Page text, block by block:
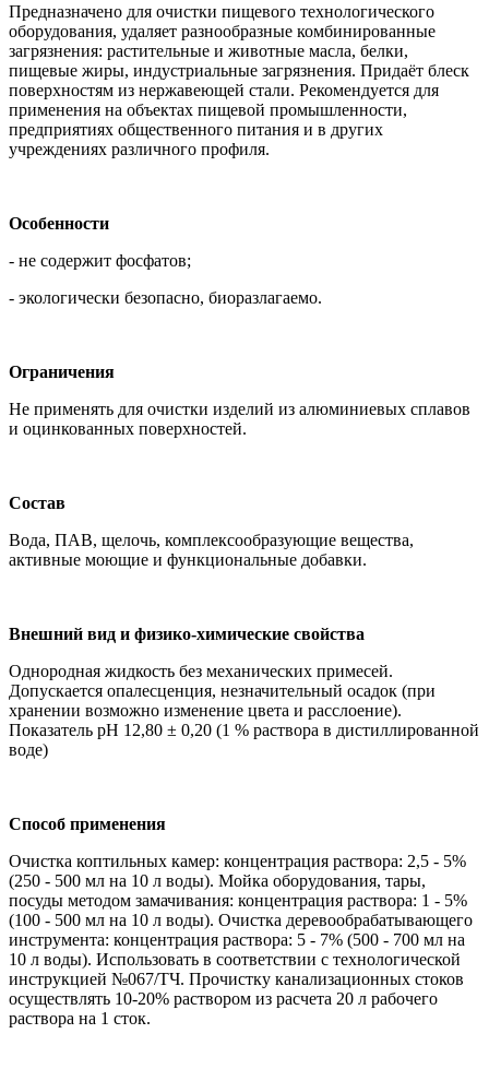
Предназначено для очистки пищевого технологического
оборудования, удаляет разнообразные комбинированные
загрязнения: растительные и животные масла, белки,
пищевые жиры, индустриальные загрязнения. Придаёт блеск
поверхностям из нержавеющей стали. Рекомендуется для
применения на объектах пищевой промышленности,
предприятиях общественного питания и в других
учреждениях различного профиля.
Особенности
- не содержит фосфатов;
- экологически безопасно, биоразлагаемо.
Ограничения
Не применять для очистки изделий из алюминиевых сплавов
и оцинкованных поверхностей.
Состав
Вода, ПАВ, щелочь, комплексообразующие вещества,
активные моющие и функциональные добавки.
Внешний вид и физико-химические свойства
Однородная жидкость без механических примесей.
Допускается опалесценция, незначительный осадок (при
хранении возможно изменение цвета и расслоение).
Показатель pH 12,80 ± 0,20 (1 % раствора в дистиллированной
воде)
Способ применения
Очистка коптильных камер: концентрация раствора: 2,5 - 5%
(250 - 500 мл на 10 л воды). Мойка оборудования, тары,
посуды методом замачивания: концентрация раствора: 1 - 5%
(100 - 500 мл на 10 л воды). Очистка деревообрабатывающего
инструмента: концентрация раствора: 5 - 7% (500 - 700 мл на
10 л воды). Использовать в соответствии с технологической
инструкцией №067/ТЧ. Прочистку канализационных стоков
осуществлять 10-20% раствором из расчета 20 л рабочего
раствора на 1 сток.